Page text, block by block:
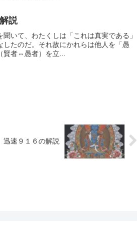
説
いて、わたくしは「これは真実である」
たのだ。それ故にかれらは他人を「愚
賢者⇔愚者）を立...
速９１６の解説